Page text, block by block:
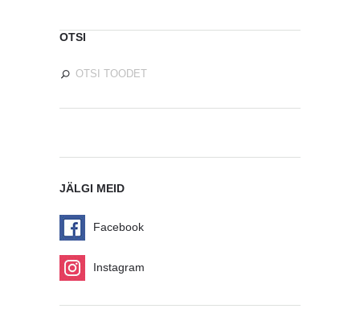
OTSI
JÄLGI MEID
Facebook
Instagram